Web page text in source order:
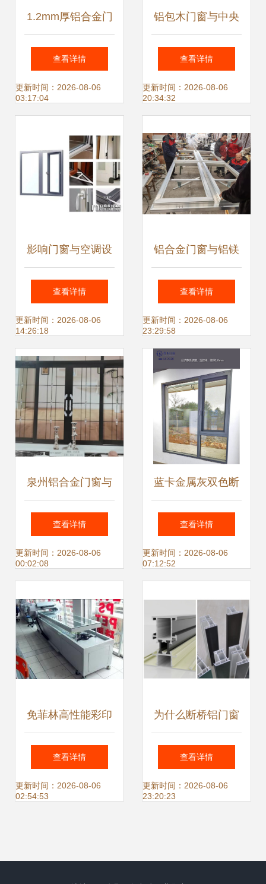
1.2mm厚铝合金门
窗应用与价格分析
及空调设备区域
查看详情
更新时间：2026-08-06
03:17:04
铝包木门窗与中央
空调系统的协同设
计 节能与舒适的新
查看详情
更新时间：2026-08-06
20:34:32
影响门窗与空调设
备使用寿命的关键
因素
查看详情
更新时间：2026-08-06
14:26:18
铝合金门窗与铝镁
锰金属屋面 现代建
筑的高端解决方案
查看详情
更新时间：2026-08-06
23:29:58
泉州铝合金门窗与
空调设备的协同应
用与市场趋势
查看详情
更新时间：2026-08-06
00:02:08
蓝卡金属灰双色断
桥铝系统门窗 贵阳
阳台封装的卓越之
查看详情
更新时间：2026-08-06
07:12:52
免菲林高性能彩印
设备 开启金属门窗
表面装饰新纪元
查看详情
更新时间：2026-08-06
02:54:53
为什么断桥铝门窗
能取代塑钢门窗成
为主流选择？
查看详情
更新时间：2026-08-06
23:20:23